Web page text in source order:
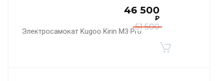
Электросамокат Kugoo Kirin M3 Pro51 500
46 500
₽